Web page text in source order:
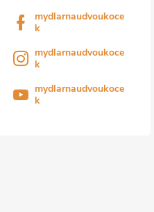
mydlarnaudvoukoce
k
mydlarnaudvoukoce
k
mydlarnaudvoukoce
k